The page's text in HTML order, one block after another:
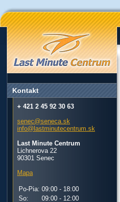
Kontakt
+ 421 2 45 92 30 63
senec@seneca.sk
info@lastminutecentrum.sk
Last Minute Centrum
Lichnerova 22
90301 Senec
Mapa
Po-Pia: 09:00 - 18:00
So:
09:00 - 12:00